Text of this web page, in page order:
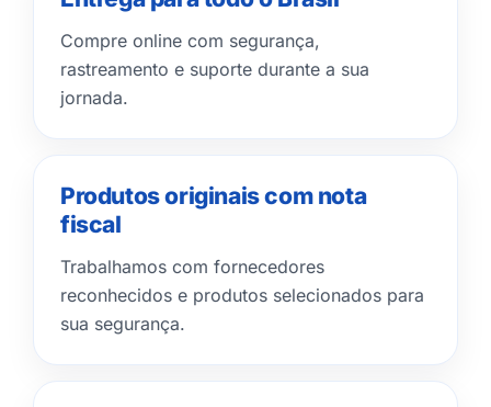
Compre online com segurança,
rastreamento e suporte durante a sua
jornada.
Produtos originais com nota
fiscal
Trabalhamos com fornecedores
reconhecidos e produtos selecionados para
sua segurança.